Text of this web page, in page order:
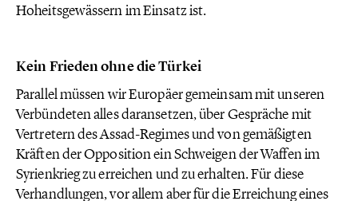
Hoheitsgewässern im Einsatz ist.
Kein Frieden ohne die Türkei
Parallel müssen wir Europäer gemeinsam mit unseren
Verbündeten alles daransetzen, über Gespräche mit
Vertretern des Assad-Regimes und von gemäßigten
Kräften der Opposition ein Schweigen der Waffen im
Syrienkrieg zu erreichen und zu erhalten. Für diese
Verhandlungen, vor allem aber für die Erreichung eines